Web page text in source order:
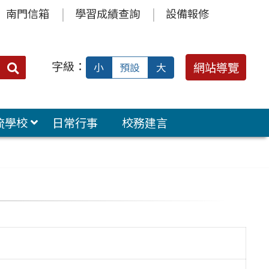
南門信箱 學習成績查詢 設備報修
搜
字級： 小 預設 大 網站導覽
學校 日常行事 校務建言